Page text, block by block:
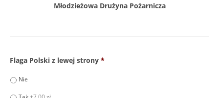
Młodzieżowa Drużyna Pożarnicza
Flaga Polski z lewej strony *
Nie